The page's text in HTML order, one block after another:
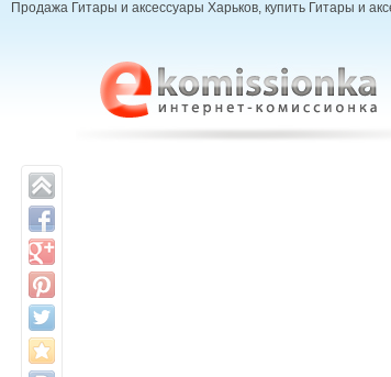
Продажа Гитары и аксессуары Харьков, купить Гитары и